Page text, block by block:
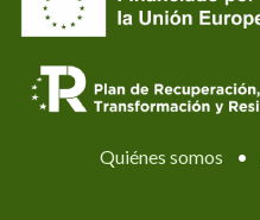
Quiénes somos •